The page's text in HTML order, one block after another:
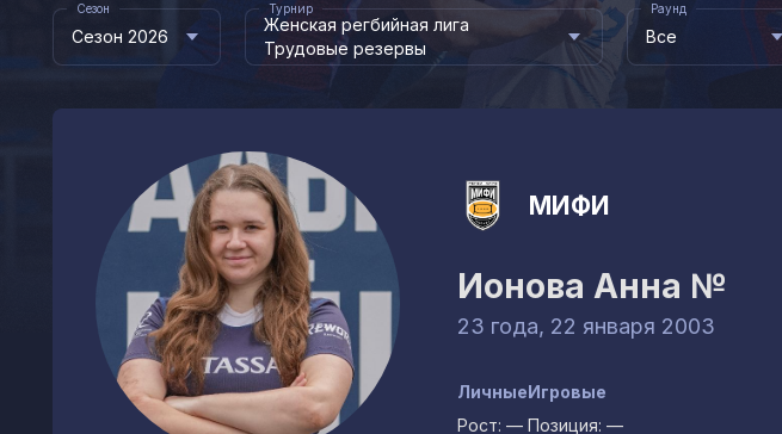
Сезон 2026
Сезон
Женская регбийная лига
Трудовые резервы
Турнир
Все
Раунд
МИФИ
Ионова Анна №
23 года, 22 января 2003
Личные
Рост: —
Игровые
Позиция: —